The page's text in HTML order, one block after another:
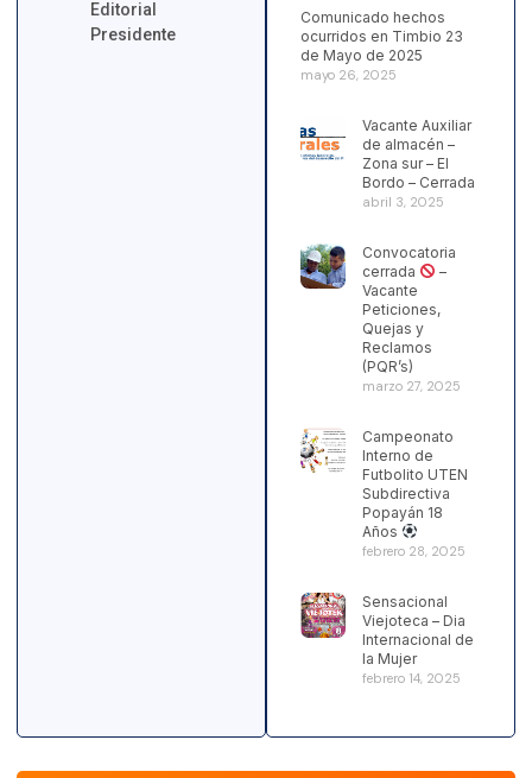
Editorial
Presidente
Comunicado hechos
ocurridos en Timbio 23
de Mayo de 2025
mayo 26, 2025
Vacante Auxiliar
de almacén –
Zona sur – El
Bordo – Cerrada
abril 3, 2025
Convocatoria
cerrada
–
Vacante
Peticiones,
Quejas y
Reclamos
(PQR’s)
marzo 27, 2025
Campeonato
Interno de
Futbolito UTEN
Subdirectiva
Popayán 18
Años
febrero 28, 2025
Sensacional
Viejoteca – Dia
Internacional de
la Mujer
febrero 14, 2025